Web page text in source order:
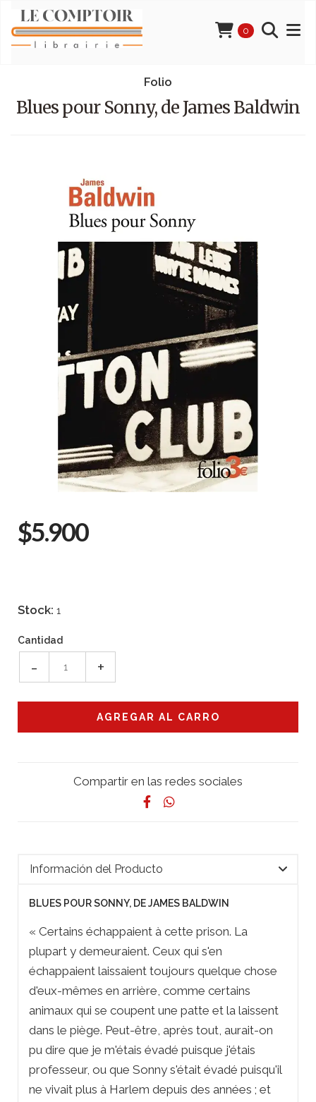
0
Folio
Blues pour Sonny, de James Baldwin
$5.900
Stock: 1
Cantidad
- +
Compartir en las redes sociales
Información del Producto
BLUES POUR SONNY, DE JAMES BALDWIN
« Certains échappaient à cette prison. La
plupart y demeuraient. Ceux qui s'en
échappaient laissaient toujours quelque chose
d'eux-mêmes en arrière, comme certains
animaux qui se coupent une patte et la laissent
dans le piège. Peut-être, après tout, aurait-on
pu dire que je m'étais évadé puisque j'étais
professeur, ou que Sonny s'était évadé puisqu'il
ne vivait plus à Harlem depuis des années ; et